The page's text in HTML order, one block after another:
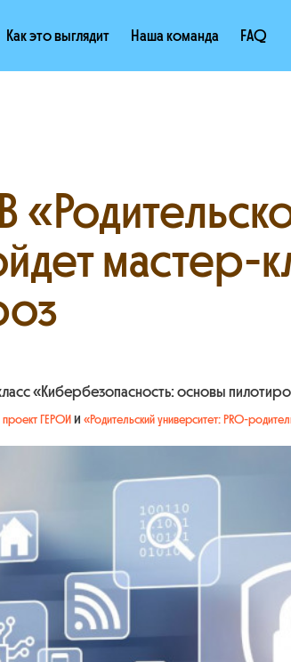
Как это выглядит Наша команда FAQ
мастер-
«Кибербезопасность: основы
проект ГЕРОИи «Родительский университет: PRO-